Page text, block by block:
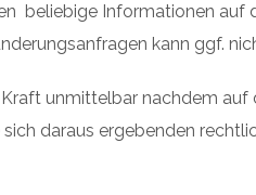
beliebige Informationen
kann ggf.
unmittelbar nachdem
daraus ergebenden